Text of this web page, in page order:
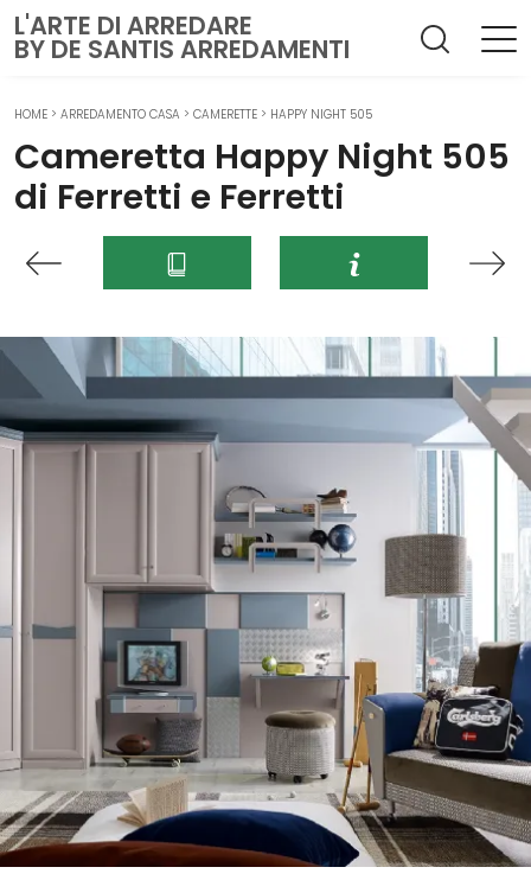
L'ARTE DI ARREDARE
BY DE SANTIS ARREDAMENTI
HOME > ARREDAMENTO CASA > CAMERETTE > HAPPY NIGHT 505
Cameretta Happy Night 505
di Ferretti e Ferretti